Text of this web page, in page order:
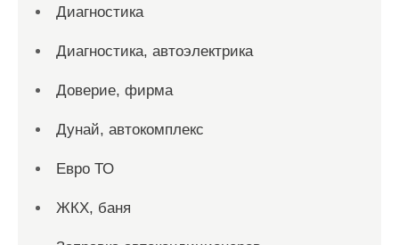
Диагностика
Диагностика, автоэлектрика
Доверие, фирма
Дунай, автокомплекс
Евро ТО
ЖКХ, баня